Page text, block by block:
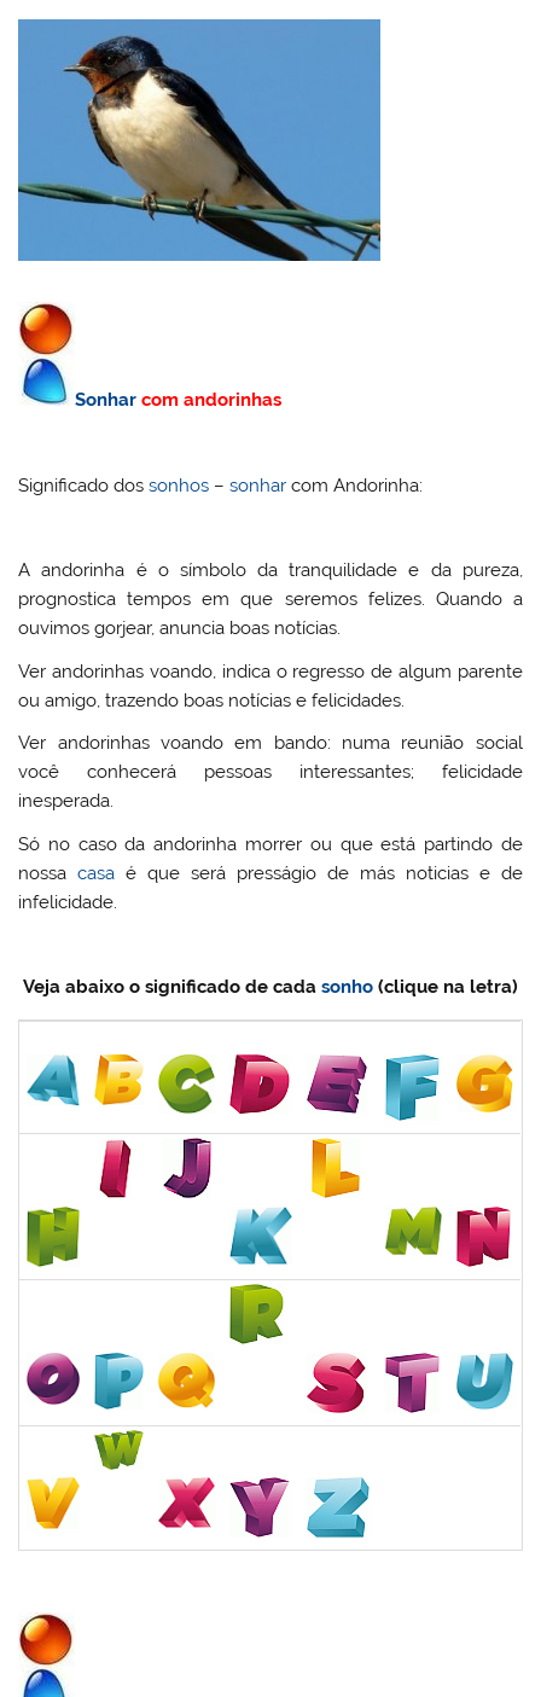
Sonhar com andorinhas
Significado dossonhos –sonhar com Andorinha:
A andorinha é o símbolo da tranquilidade e da pureza,
prognostica tempos em que seremos felizes. Quando a
ouvimos gorjear, anuncia boas notícias.
Ver andorinhas voando, indica o regresso de algum parente
ou amigo, trazendo boas notícias e felicidades.
Ver andorinhas voando em bando: numa reunião social
você conhecerá pessoas interessantes; felicidade
inesperada.
Só no caso da andorinha morrer ou que está partindo de
nossacasa é que será presságio de más noticias e de
infelicidade.
Veja abaixo o significado de cada sonho (clique na letra)